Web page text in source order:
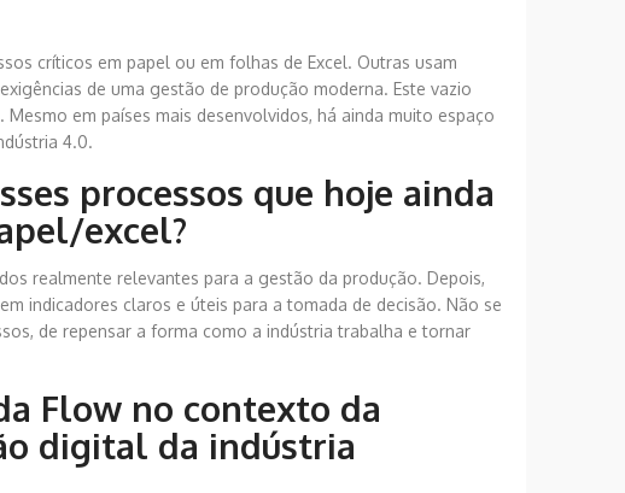
críticos em papel ou em folhas de Excel. Outras usam
de uma gestão de produção moderna. Este vazio
em países mais desenvolvidos, há ainda muito espaço
4.0.
processos que hoje ainda
excel?
realmente relevantes para a gestão da produção. Depois,
indicadores claros e úteis para a tomada de decisão. Não se
de repensar a forma como a indústria trabalha e tornar
Flow no contexto da
digital da indústria